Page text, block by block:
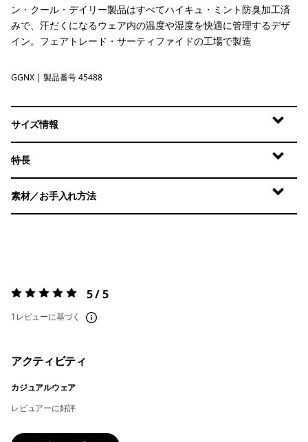
ン・クール・デイリー製品はすべてハイキュ・ミント防臭加工済
みで、汗だくになるウェア内の温度や湿度を快適に管理するデザ
イン。フェアトレード・サーティファイドの工場で製造
Gumtree Green - Light Gumtree Green X-Dye
GGNX | 製品番号 45488
サイズ情報
特長
素材／お手入れ方法
評価:5 / 5 5 / 5
1レビューに基づく
アクティビティ
カジュアルウェア
レビュアーに好評